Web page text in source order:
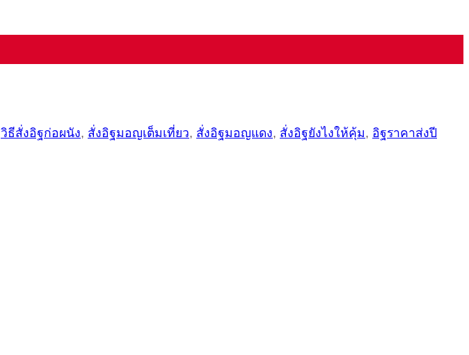
วิธีสั่งอิฐก่อผนัง, สั่งอิฐมอญเต็มเที่ยว, สั่งอิฐมอญแดง, สั่งอิฐยังไงให้คุ้ม, อิฐราคาส่งปี